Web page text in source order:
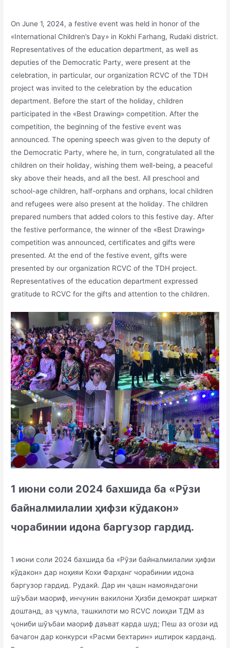
On June 1, 2024, a festive event was held in honor of the
«International Children’s Day» in Kokhi Farhang, Rudaki district.
Representatives of the education department, as well as
deputies of the Democratic Party, were present at the
celebration, in particular, our organization RCVC of the TDH
project was invited to the celebration by the education
department. Before the start of the holiday, children
participated in the «Best Drawing» competition. After the
competition, the beginning of the festive event was
announced. The opening speech was given to the deputy of
the Democratic Party, where he, in turn, congratulated all the
children on their holiday, wishing them well-being, a peaceful
sky above their heads, and all the best. All preschool and
school-age children, half-orphans and orphans, local children
and refugees were also present at the holiday. The children
prepared numbers that added colors to this festive day. After
the festive performance, the winner of the «Best Drawing»
competition was announced, certificates and gifts were
presented. At the end of the festive event, gifts were
presented by our organization RCVC of the TDH project.
Representatives of the education department expressed
gratitude to RCVC for the gifts and attention to the children.
1 июни соли 2024 бахшида ба «Рӯзи
байналмилалии ҳифзи кӯдакон»
чорабинии идона баргузор гардид.
1 июни соли 2024 бахшида ба «Рӯзи байналмилалии ҳифзи
кӯдакон» дар ноҳияи Кохи Фарҳанг чорабинии идона
баргузор гардид. Рудакй. Дар ин ҷашн намояндагони
шӯъбаи маориф, инчунин вакилони Ҳизби демократ ширкат
доштанд, аз ҷумла, ташкилоти мо RCVC лоиҳаи ТДМ аз
ҷониби шӯъбаи маориф даъват карда шуд; Пеш аз огози ид
бачагон дар конкурси «Расми бехтарин» иштирок карданд.